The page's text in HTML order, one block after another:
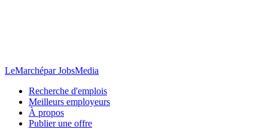
LeMarchépar JobsMedia
Recherche d'emplois
Meilleurs employeurs
À propos
Publier une offre